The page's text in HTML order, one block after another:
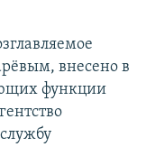
внесено в
функции